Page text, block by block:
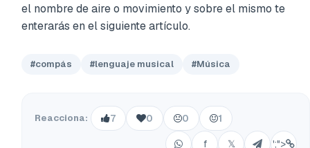
el nombre de aire o movimiento y sobre el mismo te
enterarás en el siguiente artículo.
#compás #lenguaje musical #Música
Reacciona: 7 0 0 1
f 𝕏 ';">